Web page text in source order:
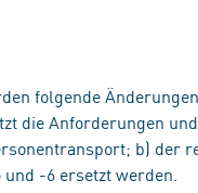
folgende
die Anforderungen
b)
-6 ersetzt werden.